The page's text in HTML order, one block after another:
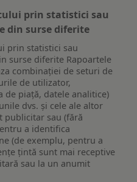
prin statistici sau
din surse diferite
prin statistici sau
surse diferite Rapoartele
combinației de seturi de
de utilizator,
de piață, datele analitice)
dvs. și cele ale altor
sau (fără
a identifica
(de exemplu, pentru a
țintă sunt mai receptive
sau la un anumit